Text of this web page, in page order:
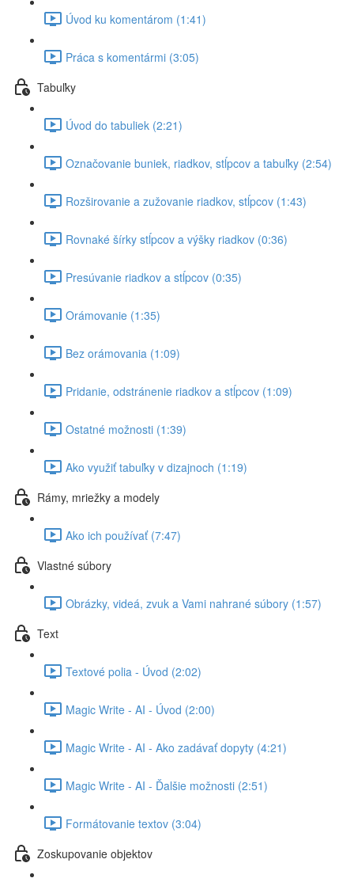
Úvod ku komentárom (1:41)
Práca s komentármi (3:05)
Tabuľky
Úvod do tabuliek (2:21)
Označovanie buniek, riadkov, stĺpcov a tabuľky (2:54)
Rozširovanie a zužovanie riadkov, stĺpcov (1:43)
Rovnaké šírky stĺpcov a výšky riadkov (0:36)
Presúvanie riadkov a stĺpcov (0:35)
Orámovanie (1:35)
Bez orámovania (1:09)
Pridanie, odstránenie riadkov a stĺpcov (1:09)
Ostatné možnosti (1:39)
Ako využiť tabuľky v dizajnoch (1:19)
Rámy, mriežky a modely
Ako ich používať (7:47)
Vlastné súbory
Obrázky, videá, zvuk a Vami nahrané súbory (1:57)
Text
Textové polia - Úvod (2:02)
Magic Write - AI - Úvod (2:00)
Magic Write - AI - Ako zadávať dopyty (4:21)
Magic Write - AI - Ďalšie možnosti (2:51)
Formátovanie textov (3:04)
Zoskupovanie objektov